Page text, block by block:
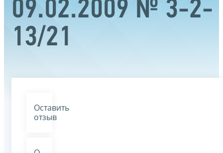
09.02.2009 № 3-2-
13/21
Оставить
отзыв